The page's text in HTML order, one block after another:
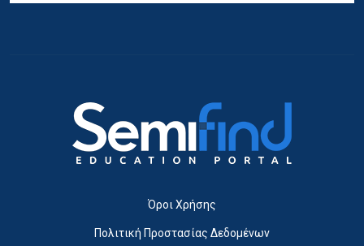
Όροι Χρήσης
Πολιτική Προστασίας Δεδομένων